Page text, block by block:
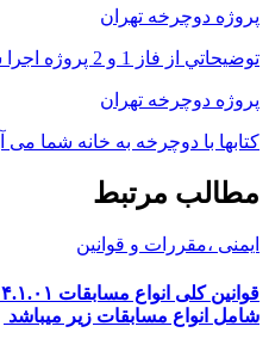
پروژه دوچرخه تهران
توضيحاتي از فاز 1 و 2 پروژه اجرا شده دوچرخه در منطقه8
پروژه دوچرخه تهران
کتابها با دوچرخه به خانه شما می
مطالب مرتبط
ایمنی ،مقررات و قوانین
شامل انواع مسابقات زیر میباشد